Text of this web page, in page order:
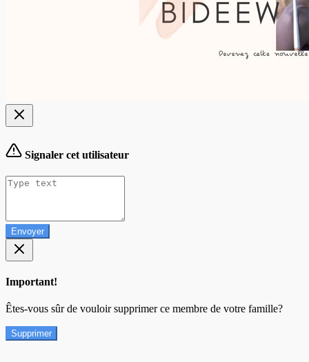
Signaler cet utilisateur
Envoyer
Important!
Êtes-vous sûr de vouloir supprimer ce membre de votre famille?
Supprimer